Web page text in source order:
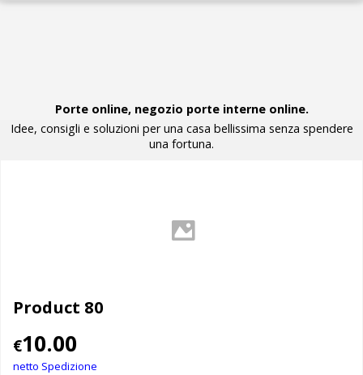
Porte online, negozio porte interne online.
Idee, consigli e soluzioni per una casa bellissima senza spendere
una fortuna.
Product 80
€10.00
netto Spedizione